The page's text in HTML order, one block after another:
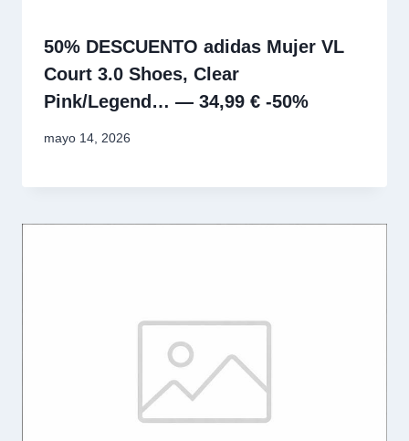
50% DESCUENTO adidas Mujer VL
Court 3.0 Shoes, Clear
Pink/Legend… — 34,99 € -50%
mayo 14, 2026